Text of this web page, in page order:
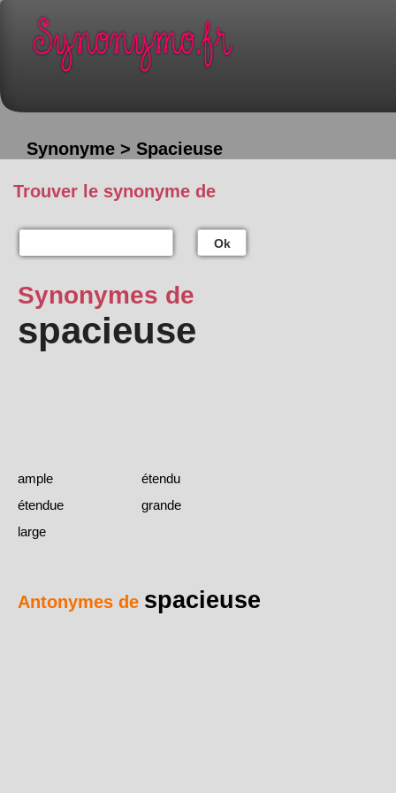
Synonyme > Spacieuse
Trouver le synonyme de
Ok
Synonymes de
spacieuse
ample
étendu
étendue
grande
large
Antonymes de spacieuse